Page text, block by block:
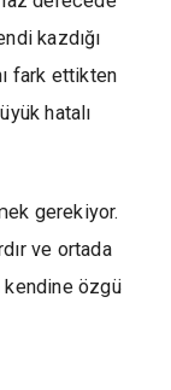
kazdığı
fark ettikten
hatalı
gerekiyor.
ve ortada
kendine özgü